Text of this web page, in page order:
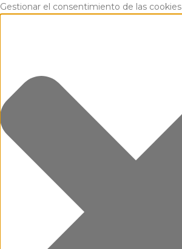
Gestionar el consentimiento de las cookies